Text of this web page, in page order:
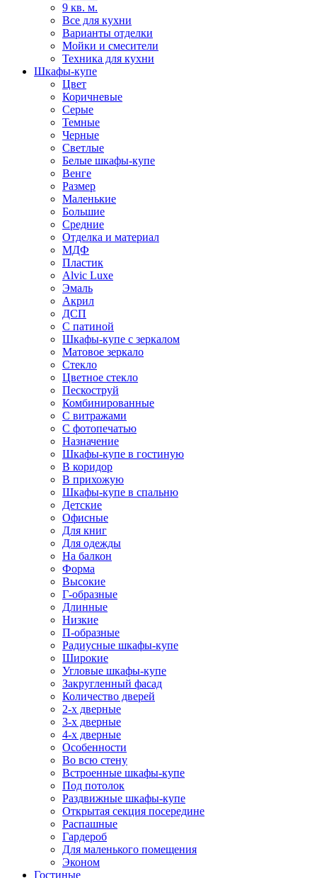
9 кв. м.
Все для кухни
Варианты отделки
Мойки и смесители
Техника для кухни
Шкафы-купе
Цвет
Коричневые
Серые
Темные
Черные
Светлые
Белые шкафы-купе
Венге
Размер
Маленькие
Большие
Средние
Отделка и материал
МДФ
Пластик
Alvic Luxe
Эмаль
Акрил
ДСП
С патиной
Шкафы-купе с зеркалом
Матовое зеркало
Стекло
Цветное стекло
Пескоструй
Комбинированные
С витражами
С фотопечатью
Назначение
Шкафы-купе в гостиную
В коридор
В прихожую
Шкафы-купе в спальню
Детские
Офисные
Для книг
Для одежды
На балкон
Форма
Высокие
Г-образные
Длинные
Низкие
П-образные
Радиусные шкафы-купе
Широкие
Угловые шкафы-купе
Закругленный фасад
Количество дверей
2-х дверные
3-х дверные
4-х дверные
Особенности
Во всю стену
Встроенные шкафы-купе
Под потолок
Раздвижные шкафы-купе
Открытая секция посередине
Распашные
Гардероб
Для маленького помещения
Эконом
Гостиные